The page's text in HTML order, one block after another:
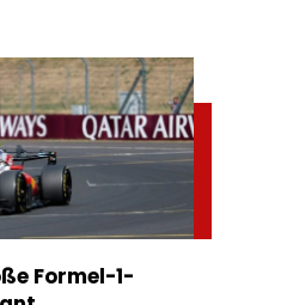
Formel-1-